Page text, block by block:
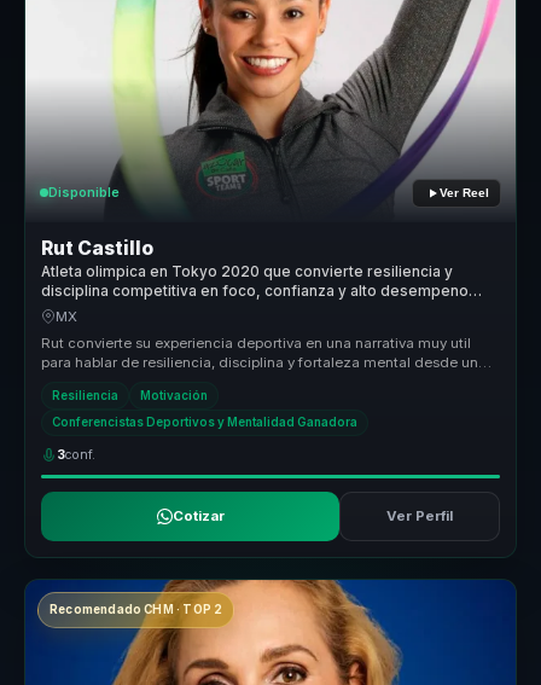
Disponible Ver Reel
Rut Castillo
Atleta olimpica en Tokyo 2020 que convierte resiliencia y
disciplina competitiva en foco, confianza y alto desempeno
para equipos.
MX
Rut convierte su experiencia deportiva en una narrativa muy util
para hablar de resiliencia, disciplina y fortaleza mental desde un
Resiliencia Motivación
Conferencistas Deportivos y Mentalidad Ganadora
3conf.
Cotizar Ver Perfil
Recomendado CHM · TOP 2